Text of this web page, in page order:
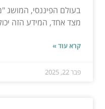
בעולם הפיננסי, המושג
מצד אחד, המידע הזה
קרא עוד »
פבר 22, 2025